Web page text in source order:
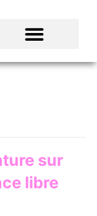
sur
libre